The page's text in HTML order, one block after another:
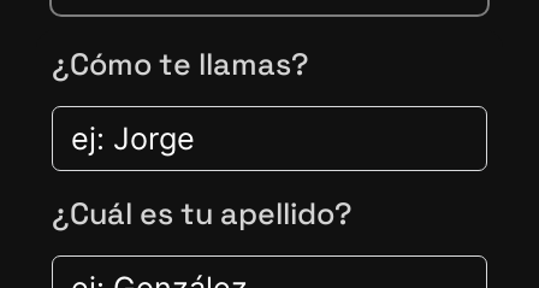
¿Cómo te llamas?
¿Cuál es tu apellido?